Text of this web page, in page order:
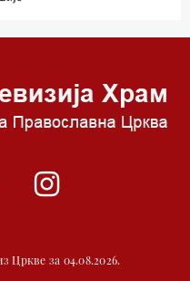
сваки пун сат
Цркве за 04.08.2026.